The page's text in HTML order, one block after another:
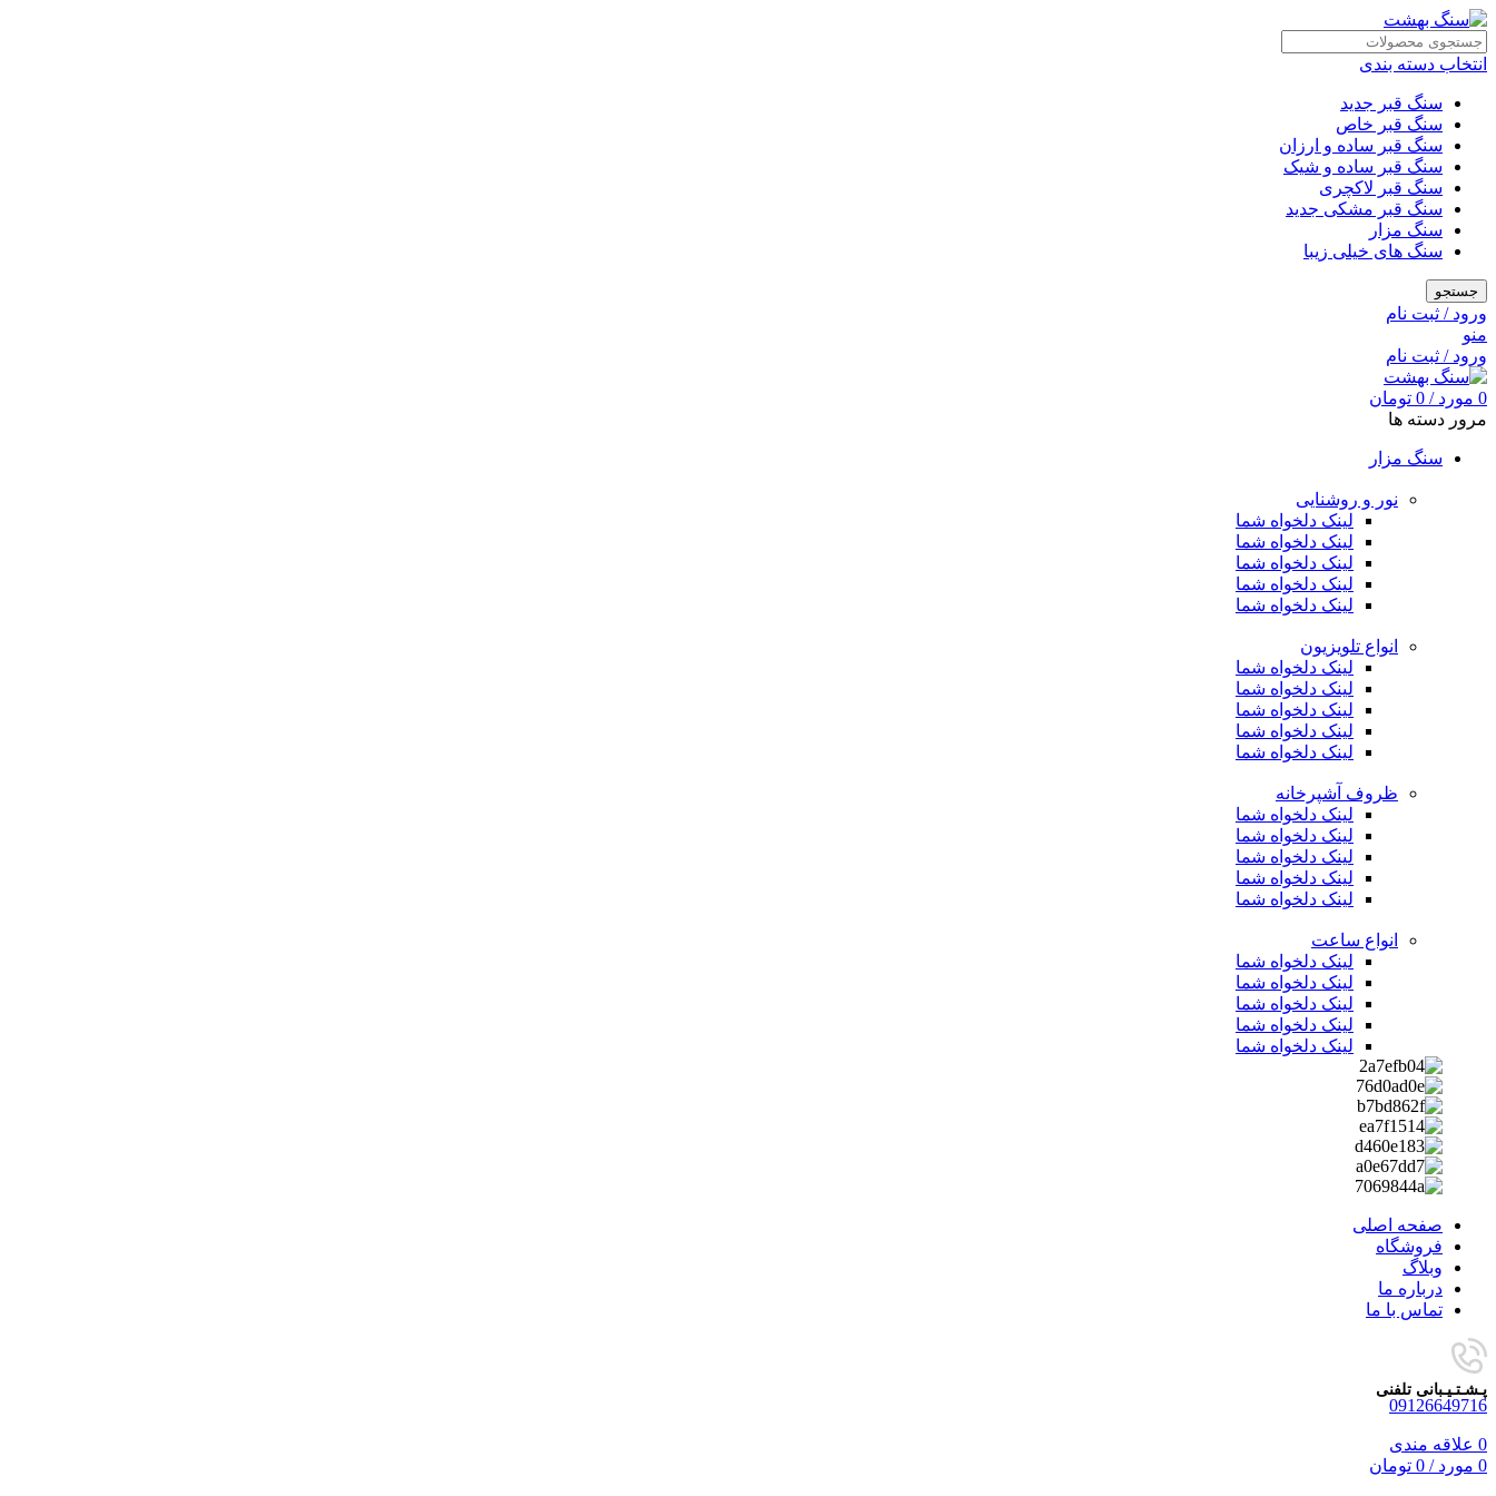
انتخاب دسته بندی
سنگ قبر جدید
سنگ قبر خاص
سنگ قبر ساده و ارزان
سنگ قبر ساده و شیک
سنگ قبر لاکچری
سنگ قبر مشکی جدید
سنگ مزار
سنگ های خیلی زیبا
جستجو
ورود / ثبت نام
منو
ورود / ثبت نام
0 مورد /
0 تومان
مرور دسته ها
سنگ مزار
نور و روشنایی
لینک دلخواه شما
لینک دلخواه شما
لینک دلخواه شما
لینک دلخواه شما
لینک دلخواه شما
انواع تلویزیون
لینک دلخواه شما
لینک دلخواه شما
لینک دلخواه شما
لینک دلخواه شما
لینک دلخواه شما
ظروف آشپرخانه
لینک دلخواه شما
لینک دلخواه شما
لینک دلخواه شما
لینک دلخواه شما
لینک دلخواه شما
انواع ساعت
لینک دلخواه شما
لینک دلخواه شما
لینک دلخواه شما
لینک دلخواه شما
لینک دلخواه شما
صفحه اصلی
فروشگاه
وبلاگ
درباره ما
تماس با ما
پـشـتـیـبانی تلفنی
09126649716
0 علاقه مندی
0 مورد /
0 تومان